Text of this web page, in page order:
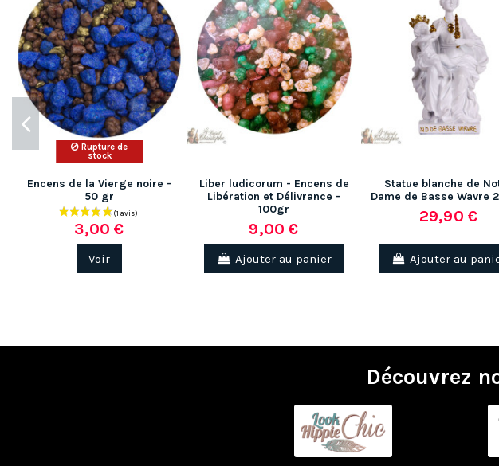
Rupture de
stock
Encens de la Vierge noire -
50 gr
3,00 €
Voir
Liber ludicorum - Encens de
Libération et Délivrance -
100gr
9,00 €
Ajouter au panier
Statue blanche de
Dame de Basse Wavre
29,90 €
Ajouter au
Découvrez